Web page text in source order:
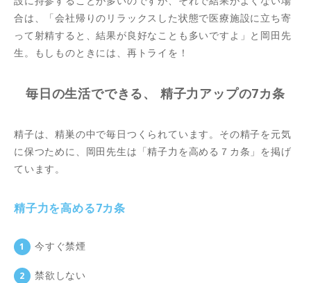
合は、「会社帰りのリラックスした状態で医療施設に立ち寄
って射精すると、結果が良好なことも多いですよ」と岡田先
生。もしものときには、再トライを！
毎日の生活でできる、 精子力アップの7カ条
精子は、精巣の中で毎日つくられています。その精子を元気
に保つために、岡田先生は「精子力を高める７カ条」を掲げ
ています。
精子力を高める7カ条
今すぐ禁煙
禁欲しない